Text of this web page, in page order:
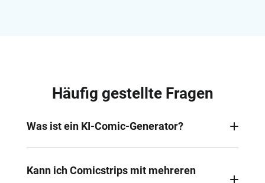
Häufig gestellte Fragen
Was ist ein KI-Comic-Generator?
oder Bilder in Comic-Grafiken mit markanten
Kann ich Comicstrips mit mehreren